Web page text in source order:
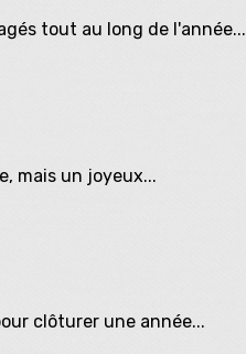
tout au long de l'année...
mais un joyeux...
clôturer une année...